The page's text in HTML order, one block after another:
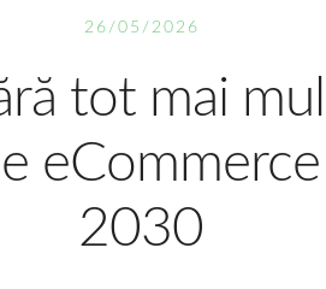
26/05/2026
tot mai
2030